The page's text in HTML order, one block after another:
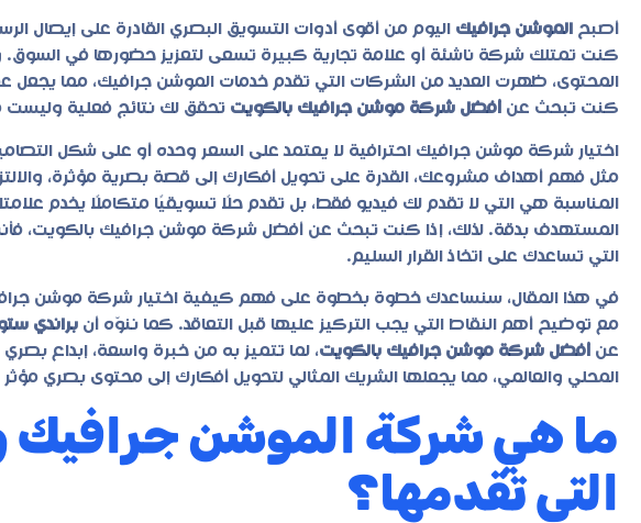
أصبح الموشن جرافيك اليوم من أقوى أدوات التسويق البصري القادرة على إيصال
كنت تمتلك شركة ناشئة أو علامة تجارية كبيرة تسعى لتعزيز حضورها في السوق.
المحتوى، ظهرت العديد من الشركات التي تقدم خدمات الموشن جرافيك، مما يجعل
كنت تبحث عن أفضل شركة موشن جرافيك بالكويت تحقق لك نتائج فعلية
اختيار شركة موشن جرافيك احترافية لا يعتمد على السعر وحده أو على شكل
مثل فهم أهداف مشروعك، القدرة على تحويل أفكارك إلى قصة بصرية مؤثرة،
المناسبة هي التي لا تقدم لك فيديو فقط، بل تقدم حلًا تسويقيًا متكاملًا يخدم
المستهدف بدقة. لذلك، إذا كنت تبحث عن أفضل شركة موشن جرافيك بالكويت،
التي تساعدك على اتخاذ القرار السليم.
في هذا المقال، سنساعدك خطوة بخطوة على فهم كيفية اختيار شركة موشن
مع توضيح أهم النقاط التي يجب التركيز عليها قبل التعاقد. كما ننوّه أن براندي
عن أفضل شركة موشن جرافيك بالكويت، لما تتميز به من خبرة واسعة، إبداع
المحلي والعالمي، مما يجعلها الشريك المثالي لتحويل أفكارك إلى محتوى بصري
ما هي شركة الموشن جرافيك
التي تقدمها؟